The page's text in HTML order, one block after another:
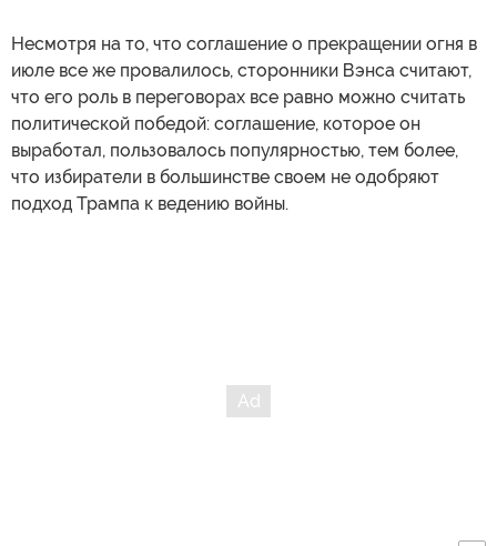
Несмотря на то, что соглашение о прекращении огня в
июле все же провалилось, сторонники Вэнса считают,
что его роль в переговорах все равно можно считать
политической победой: соглашение, которое он
выработал, пользовалось популярностью, тем более,
что избиратели в большинстве своем не одобряют
подход Трампа к ведению войны.